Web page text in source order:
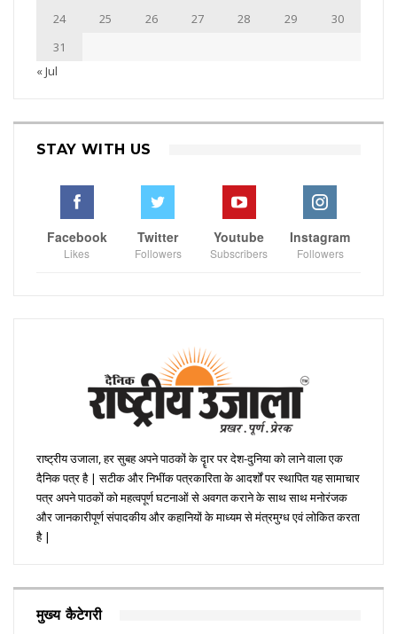
24
25 26 27 28 29
30
31
« Jul
STAY WITH US
Facebook
Likes
Twitter
Followers
Youtube
Subscribers
Instagram
Followers
राष्ट्रीय उजाला, हर सुबह अपने पाठकों के दॄार पर देश-दुनिया को लाने वाला एक
दैनिक पत्र है | सटीक और निभींक पत्रकारिता के आदर्शों पर स्थापित यह सामाचार
पत्र अपने पाठकों को महत्वपूर्ण घटनाओं से अवगत कराने के साथ साथ मनोरंजक
और जानकारीपूर्ण संपादकीय और कहानियों के माध्यम से मंत्रमुग्ध एवं लोकित करता
है |
मुख्य कैटेगरी